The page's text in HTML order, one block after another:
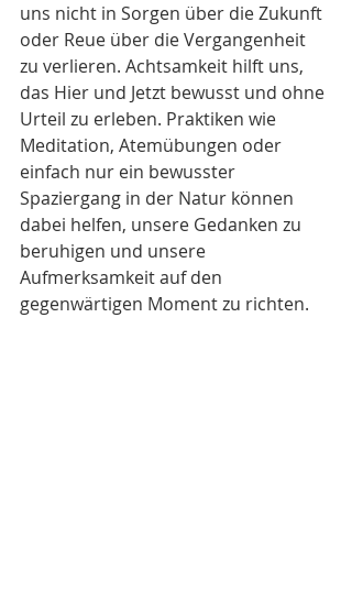
uns nicht in Sorgen über die Zukunft
oder Reue über die Vergangenheit
zu verlieren. Achtsamkeit hilft uns,
das Hier und Jetzt bewusst und ohne
Urteil zu erleben. Praktiken wie
Meditation, Atemübungen oder
einfach nur ein bewusster
Spaziergang in der Natur können
dabei helfen, unsere Gedanken zu
beruhigen und unsere
Aufmerksamkeit auf den
gegenwärtigen Moment zu richten.